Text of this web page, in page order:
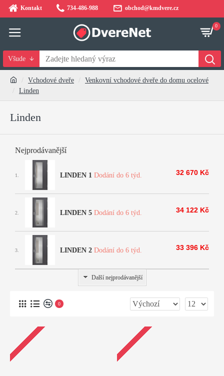
Kontakt 734-486-988 obchod@kmdvere.cz
0
Všude
Vchodové dveře
Venkovní vchodové dveře do domu ocelové
Linden
Linden
Nejprodávanější
1. LINDEN 1 Dodání do 6 týd. 32 670 Kč
2. LINDEN 5 Dodání do 6 týd. 34 122 Kč
3. LINDEN 2 Dodání do 6 týd. 33 396 Kč
Další nejprodávanější
0